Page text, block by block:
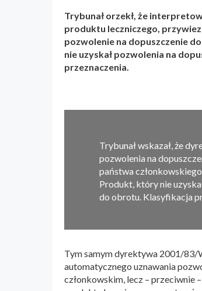
Trybunał orzekł, że
produktu leczniczego,
pozwolenie na dopuszczenie
nie uzyskał pozwolenia na
przeznaczenia.
Trybunał wskazał, że
pozwolenia na
państwa
Produkt, który nie
do obrotu. Klasyfikacja
Tym samym dyrektywa 2001/83/
automatycznego uznawania
członkowskim, lecz – przeciwnie